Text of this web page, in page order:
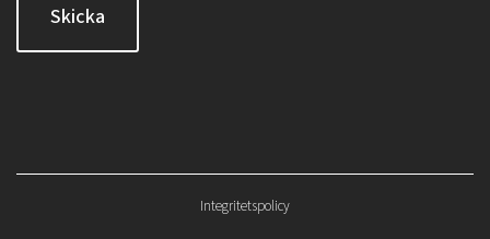
Skicka
Integritetspolicy